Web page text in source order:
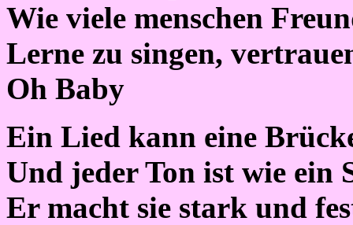
Wie viele menschen
Lerne zu singen,
Oh Baby
Ein Lied kann eine
Und jeder Ton ist wie ein
Er macht sie stark und